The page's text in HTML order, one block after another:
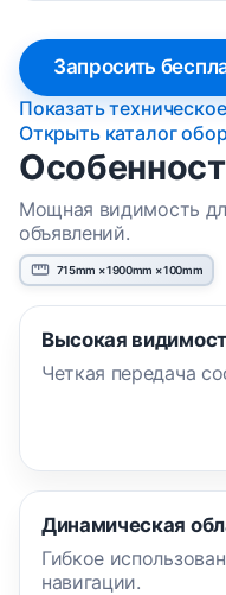
Запросить
Показать
Открыть каталог
Мощная видимость
объявлений.
715mm × 1900mm × 100mm
Высокая
Четкая передача
Динамическая
Гибкое
навигации.